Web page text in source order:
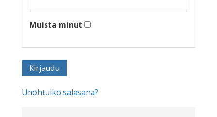
Muista minut
Unohtuiko salasana?